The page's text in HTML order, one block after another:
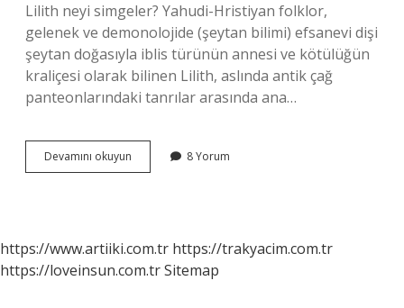
Lilith neyi simgeler? Yahudi-Hristiyan folklor,
gelenek ve demonolojide (şeytan bilimi) efsanevi dişi
şeytan doğasıyla iblis türünün annesi ve kötülüğün
kraliçesi olarak bilinen Lilith, aslında antik çağ
panteonlarındaki tanrılar arasında ana…
Devamını okuyun
Burcu
8 Yorum
https://www.artiiki.com.tr https://trakyacim.com.tr
https://loveinsun.com.trSitemap